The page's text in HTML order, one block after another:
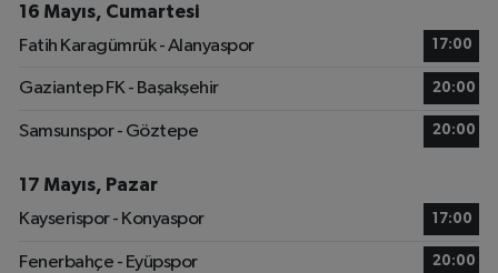
16 Mayıs, Cumartesi
Fatih Karagümrük - Alanyaspor
17:00
Gaziantep FK - Başakşehir 20:00
Samsunspor - Göztepe 20:00
17 Mayıs, Pazar
Kayserispor - Konyaspor
17:00
Fenerbahçe - Eyüpspor 20:00